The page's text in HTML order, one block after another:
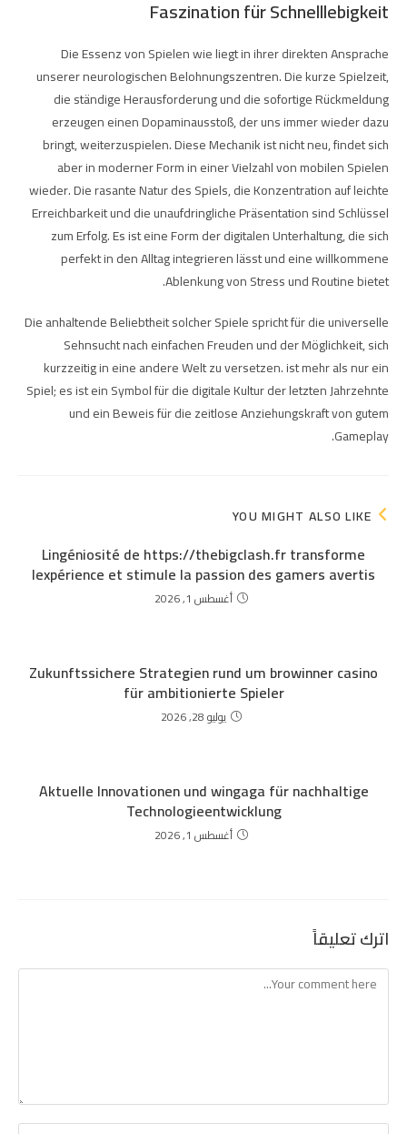
Faszination für Schnelllebigkeit
Die Essenz von Spielen wieliegt in ihrer direkten Ansprache
unserer neurologischen Belohnungszentren. Die kurze Spielzeit,
die ständige Herausforderung und die sofortige Rückmeldung
erzeugen einen Dopaminausstoß, der uns immer wieder dazu
bringt, weiterzuspielen. Diese Mechanik ist nicht neu, findet sich
aber in moderner Form in einer Vielzahl von mobilen Spielen
wieder. Die rasante Natur des Spiels, die Konzentration auf leichte
Erreichbarkeit und die unaufdringliche Präsentation sind Schlüssel
zum Erfolg. Es ist eine Form der digitalen Unterhaltung, die sich
perfekt in den Alltag integrieren lässt und eine willkommene
Ablenkung von Stress und Routine bietet.
Die anhaltende Beliebtheit solcher Spiele spricht für die universelle
Sehnsucht nach einfachen Freuden und der Möglichkeit, sich
kurzzeitig in eine andere Welt zu versetzen.ist mehr als nur ein
Spiel; es ist ein Symbol für die digitale Kultur der letzten Jahrzehnte
und ein Beweis für die zeitlose Anziehungskraft von gutem
Gameplay.
YOU MIGHT ALSO LIKE
Lingéniosité de https://thebigclash.fr transforme
lexpérience et stimule la passion des gamers avertis
أغسطس 1, 2026
Zukunftssichere Strategien rund um browinner casino
für ambitionierte Spieler
يوليو 28, 2026
Aktuelle Innovationen und wingaga für nachhaltige
Technologieentwicklung
أغسطس 1, 2026
اترك تعليقاً
Comment